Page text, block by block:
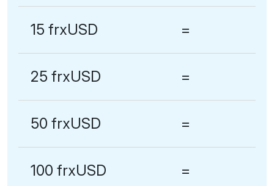
15 frxUSD =
25 frxUSD =
50 frxUSD =
100 frxUSD =